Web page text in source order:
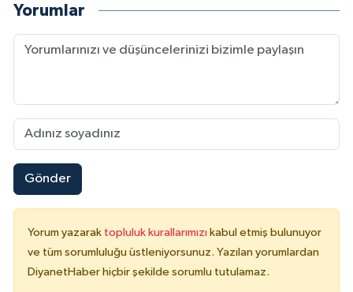
Yorumlar
Gönder
Yorum yazarak topluluk kurallarımızı kabul etmiş bulunuyor
ve tüm sorumluluğu üstleniyorsunuz. Yazılan yorumlardan
DiyanetHaber hiçbir şekilde sorumlu tutulamaz.
Konya Müftülüğü
Kütahya Müftülüğü
Manisa Müftülüğü
Mardin Müftülüğü
Mersin Müftülüğü
Muğla Müftülüğü